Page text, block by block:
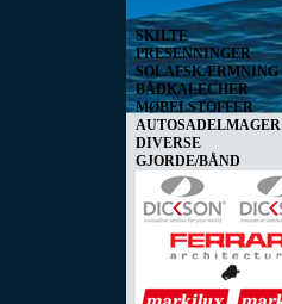
SKILTE
PRESENNINGER
SOLAFSKÆRMNING
BÅDKALECHER
MØBELSTOFFER
AUTOSADELMAGER
DIVERSE
GJORDE/BÅND